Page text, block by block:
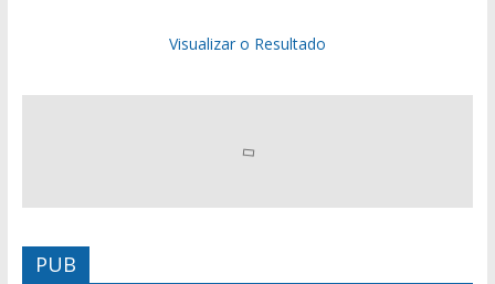
Visualizar o Resultado
PUB